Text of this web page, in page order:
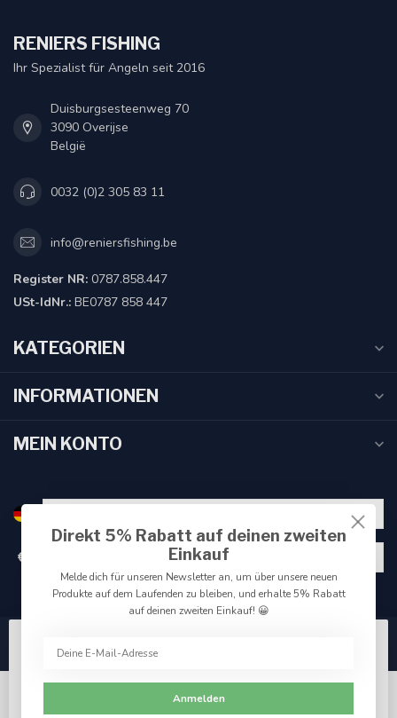
RENIERS FISHING
Ihr Spezialist für Angeln seit 2016
Duisburgsesteenweg 70
3090 Overijse
België
0032 (0)2 305 83 11
info@reniersfishing.be
Register NR: 0787.858.447
USt-IdNr.: BE0787 858 447
KATEGORIEN
INFORMATIONEN
MEIN KONTO
€
Verwendung von Cookies, um das beste Seitenerlebnis
zu erzielen.
Ja
Direkt 5% Rabatt auf deinen zweiten
Einkauf
Melde dich für unseren Newsletter an, um über unsere neuen
Produkte auf dem Laufenden zu bleiben, und erhalte 5% Rabatt
auf deinen zweiten Einkauf! 😀
Anmelden